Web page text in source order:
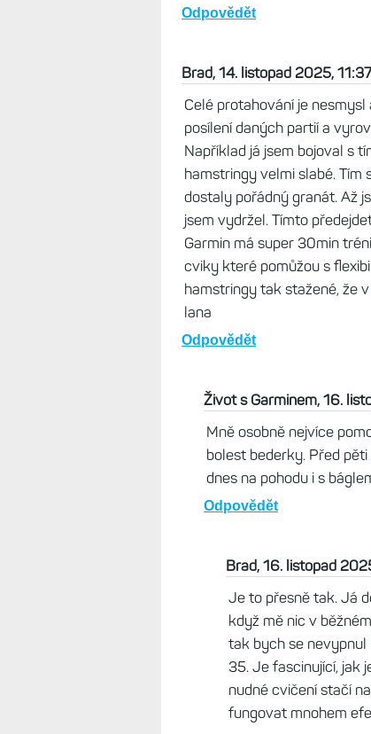
Odpovědět
Brad, 14. listopad 2025, 11:37
Celé protahování je
posílení daných partií a
Například já jsem bojoval s
hamstringy velmi slabé. Tím
dostaly pořádný granát. Až
jsem vydržel. Tímto
Garmin má super 30min
cviky které pomůžou s
hamstringy tak stažené, že
lana
Odpovědět
Život s Garminem, 16.
Mně osobně nejvíce
bolest bederky. Před
dnes na pohodu i s
Odpovědět
Brad, 16. listopad
Je to přesně tak. Já
když mě nic v
tak bych se nevypnul
35. Je fascinující, jak
nudné cvičení stačí
fungovat mnohem